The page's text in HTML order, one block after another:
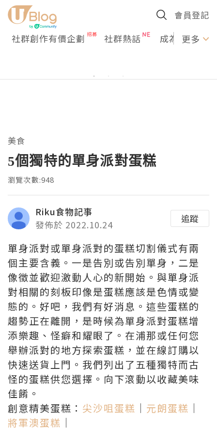
會員登記
社群創作有價企劃 社群熱話 成為U更多
美食
5個獨特的單身派對蛋糕
瀏覽次數:948
Riku食物記事
發佈於 2022.10.24
追蹤
單身派對或單身派對的蛋糕切割儀式有兩
個主要含義。一是告別或告別單身，二是
像徵並歡迎激動人心的新開始。與單身派
對相關的刻板印像是蛋糕應該是色情或變
態的。好吧，我們有好消息。這些蛋糕的
趨勢正在離開，是時候為單身派對蛋糕增
添樂趣、怪癖和耀眼了。在浦那或任何您
舉辦派對的地方探索蛋糕，並在線訂購以
快速送貨上門。我們列出了五種獨特而古
怪的蛋糕供您選擇。向下滾動以收藏美味
佳餚。
創意精美蛋糕： 尖沙咀蛋糕 ｜ 元朗蛋糕 ｜
將軍澳蛋糕 ｜